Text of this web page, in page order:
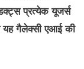
प्रत्येक यूजर्स
गैलेक्सी एआई की